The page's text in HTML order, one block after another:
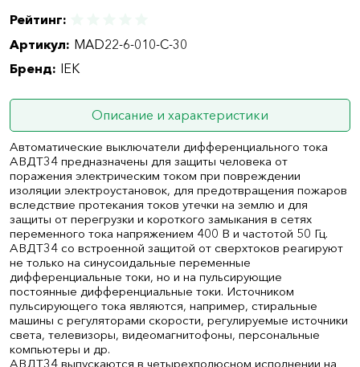
Рейтинг:
Артикул: MAD22-6-010-C-30
Бренд: IEK
Описание и характеристики
Автоматические выключатели дифференциального тока
АВДТ34 предназначены для защиты человека от
поражения электрическим током при повреждении
изоляции электроустановок, для предотвращения пожаров
вследствие протекания токов утечки на землю и для
защиты от перегрузки и короткого замыкания в сетях
переменного тока напряжением 400 В и частотой 50 Гц.
АВДТ34 со встроенной защитой от сверхтоков реагируют
не только на синусоидальные переменные
дифференциальные токи, но и на пульсирующие
постоянные дифференциальные токи. Источником
пульсирующего тока являются, например, стиральные
машины с регуляторами скорости, регулируемые источники
света, телевизоры, видеомагнитофоны, персональные
компьютеры и др.
АВДТ34 выпускаются в четырехполюсном исполнении на